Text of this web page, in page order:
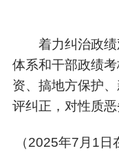
着力纠治政绩
体系和干部政绩
资、搞地方保护
评纠正，对性质恶
（2025年7月1日